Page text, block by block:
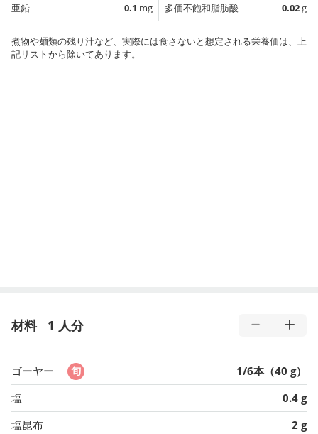
亜鉛
0.1 mg
多価不飽和脂肪酸
0.02g
煮物や麺類の残り汁など、実際には食さないと想定される栄養価は、上
記リストから除いてあります。
材料 1 人分
ゴーヤー
1/6本（40 g）
塩
0.4 g
塩昆布
2 g